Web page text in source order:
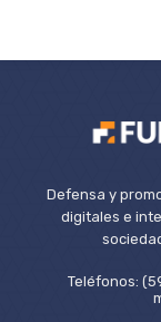
Defensa y
digitales e
Teléfonos: